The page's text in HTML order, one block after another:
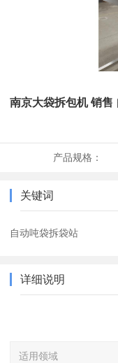
南京大袋拆包机 销售
产品规格：
关键词
自动吨袋拆袋站
详细说明
适用领域